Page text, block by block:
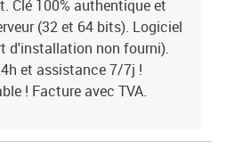
Clé 100% authentique et
(32 et 64 bits). Logiciel
d'installation non fourni).
et assistance 7/7j !
! Facture avec TVA.